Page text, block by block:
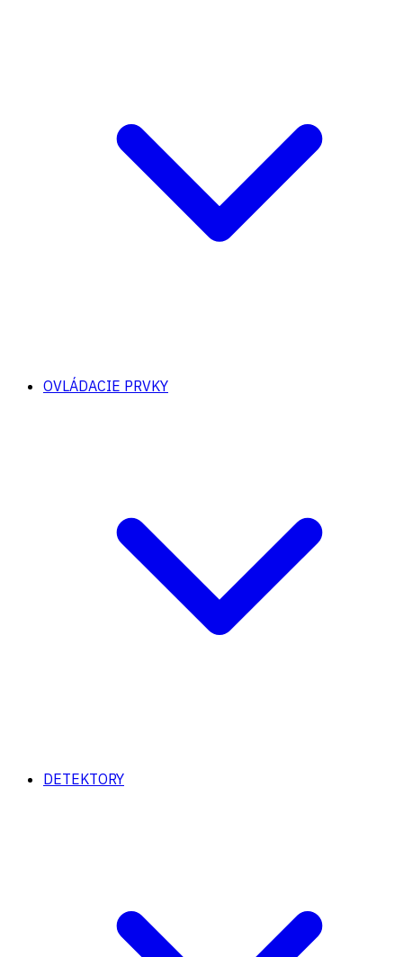
OVLÁDACIE PRVKY
DETEKTORY